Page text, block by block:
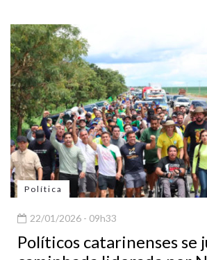
Política
22/01/2026 - 09h33
Políticos catarinenses se